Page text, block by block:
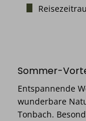
Sommer-
Entspannende
wunderbare
Tonbach.